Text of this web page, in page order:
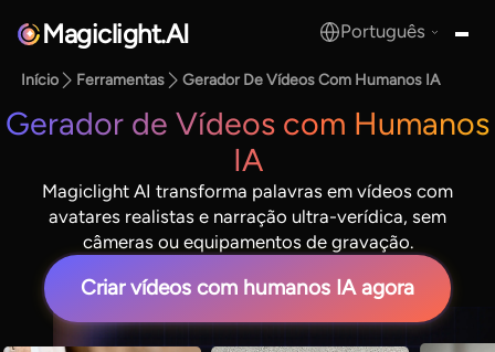
Magiclight.AI Português
Início Ferramentas Gerador De Vídeos Com Humanos IA
Gerador de Vídeos com Humanos
IA
Magiclight AI transforma palavras em vídeos com
avatares realistas e narração ultra-verídica, sem
câmeras ou equipamentos de gravação.
Criar vídeos com humanos IA agora